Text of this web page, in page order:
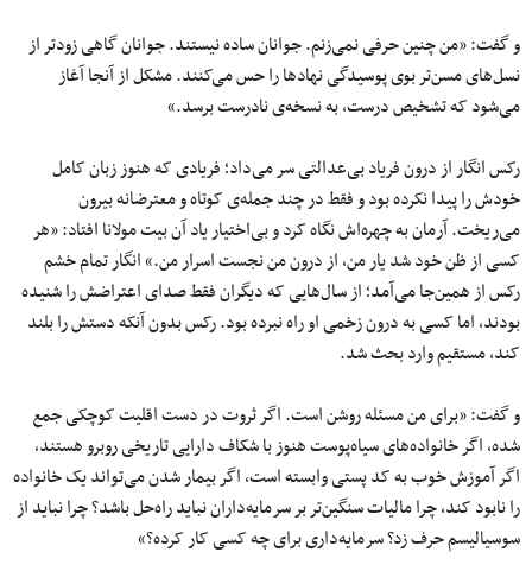
و گفت: «من چنین حرفی نمی‌زنم. جوانان ساده نیستند. جوانان گاهی زودتر از
نسل‌های مسن‌تر بوی پوسیدگی نهادها را حس می‌کنند. مشکل از آنجا آغاز
می‌شود که تشخیص درست، به نسخه‌ی نادرست برسد.»
رکس انگار از درون فریاد بی‌عدالتی سر می‌داد؛ فریادی که هنوز زبان کامل
خودش را پیدا نکرده بود و فقط در چند جمله‌ی کوتاه و معترضانه بیرون
می‌ریخت. آرمان به چهره‌اش نگاه کرد و بی‌اختیار یاد آن بیت مولانا افتاد: «هر
کسی از ظن خود شد یار من، از درون من نجست اسرار من.» انگار تمام خشم
رکس از همین‌جا می‌آمد؛ از سال‌هایی که دیگران فقط صدای اعتراضش را شنیده
بودند، اما کسی به درون زخمی او راه نبرده بود. رکس بدون آنکه دستش را بلند
کند، مستقیم وارد بحث شد.
و گفت: «برای من مسئله روشن است. اگر ثروت در دست اقلیت کوچکی جمع
شده، اگر خانواده‌های سیاه‌پوست هنوز با شکاف دارایی تاریخی روبرو هستند،
اگر آموزش خوب به کد پستی وابسته است، اگر بیمار شدن می‌تواند یک خانواده
را نابود کند، چرا مالیات سنگین‌تر بر سرمایه‌داران نباید راه‌حل باشد؟ چرا نباید از
سوسیالیسم حرف زد؟ سرمایه‌داری برای چه کسی کار کرده؟»